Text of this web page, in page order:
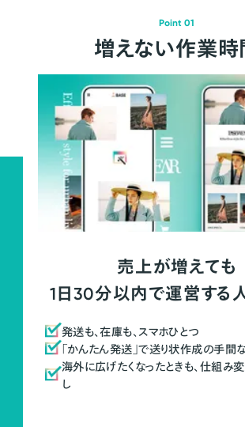
Point 01
増えない作業時
売上が増えても
1日30分以内で運営する
発送も、在庫も、スマホひとつ
「かんたん発送」で送り状作成の手間
海外に広げたくなったときも、仕組み
し